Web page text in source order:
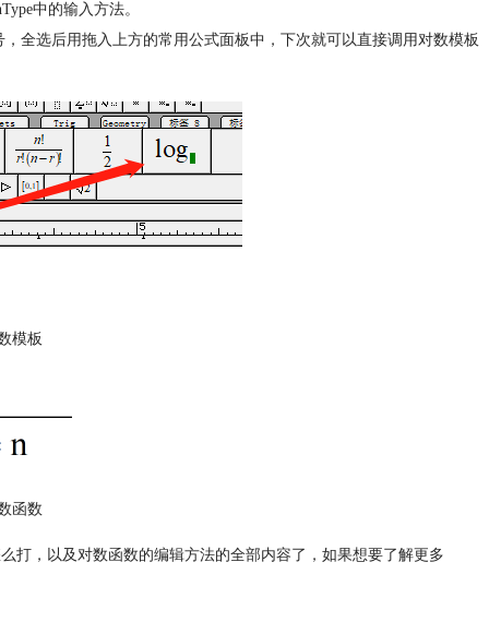
中的输入方法。
全选后用拖入上方的常用公式面板中，下次就可以直接调用对数模板
模板
函数
打，以及对数函数的编辑方法的全部内容了，如果想要了解更多